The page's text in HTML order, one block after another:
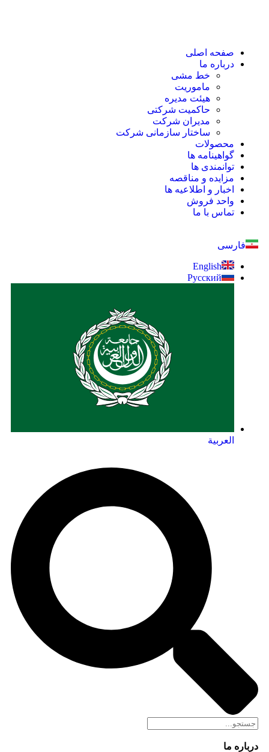
صفحه اصلی
درباره ما
خط مشی
ماموریت
هیئت مدیره
حاکمیت شرکتی
مدیران شرکت
ساختار سازمانی شرکت
محصولات
گواهینامه ها
توانمندی ها
مزایده و مناقصه
اخبار و اطلاعیه ها
واحد فروش
تماس با ما
فارسی
English
Русский
العربية
درباره ما